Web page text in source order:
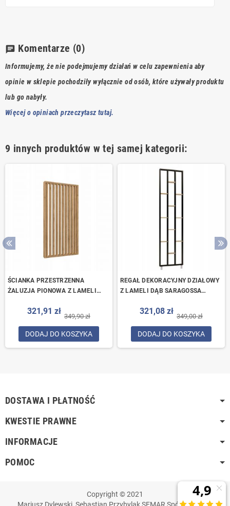
chat Komentarze (0)
Informujemy, że nie podejmujemy działań w celu zapewnienia aby
opinie w sklepie pochodziły wyłącznie od osób, które używały produktu
lub go nabyły.
Więcej o opiniach przeczytasz tutaj.
9 innych produktów w tej samej kategorii:
ŚCIANKA PRZESTRZENNA
ŻALUZJA PIONOWA Z LAMELI
75x634x1250mm
321,91 zł
349,90 zł
DODAJ DO KOSZYKA
REGAŁ DEKORACYJNY DZIAŁOWY
Z LAMELI DĄB SARAGOSSA
321,08 zł
349,00 zł
DODAJ DO KOSZYKA
DOSTAWA I PŁATNOŚĆ
KWESTIE PRAWNE
INFORMACJE
POMOC
Copyright © 2021